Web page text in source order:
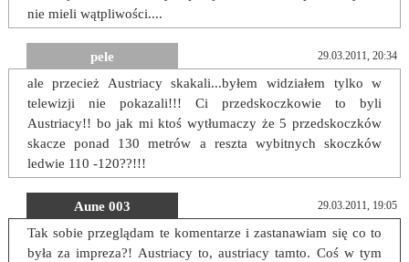
nie mieli wątpliwości....
pele 29.03.2011, 20:34
ale przecież Austriacy skakali...byłem widziałem tylko w
telewizji nie pokazali!!! Ci przedskoczkowie to byli
Austriacy!! bo jak mi ktoś wytłumaczy że 5 przedskoczków
skacze ponad 130 metrów a reszta wybitnych skoczków
ledwie 110 -120??!!!
Aune 003 29.03.2011, 19:05
Tak sobie przeglądam te komentarze i zastanawiam się co to
była za impreza?! Austriacy to, austriacy tamto. Coś w tym